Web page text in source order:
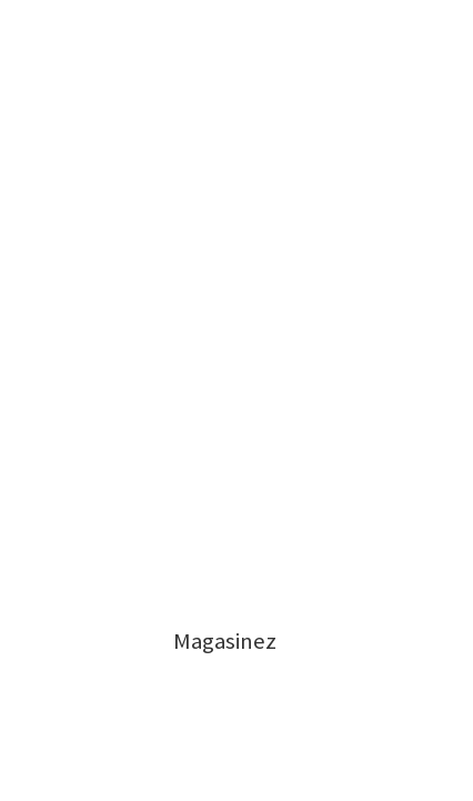
Magasinez